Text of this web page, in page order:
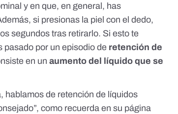
y en que, en general, has
si presionas la piel con el dedo,
segundos tras retirarlo. Si esto te
pasado por un episodio de retención de
en unaumento del líquido que se
hablamos de retención de líquidos
, como recuerda en su página